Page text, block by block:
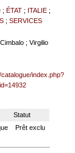
; ÉTAT; ITALIE;
; SERVICES
; Virgilio
index.php?
Statut
Prêt exclu